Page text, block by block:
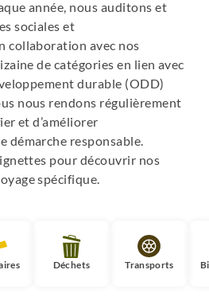
année, nous auditons et
sociales et
collaboration avec nos
de catégories en lien avec
durable (ODD)
nous rendons régulièrement
et d’améliorer
démarche responsable.
pour découvrir nos
spécifique.
Déchets Transports